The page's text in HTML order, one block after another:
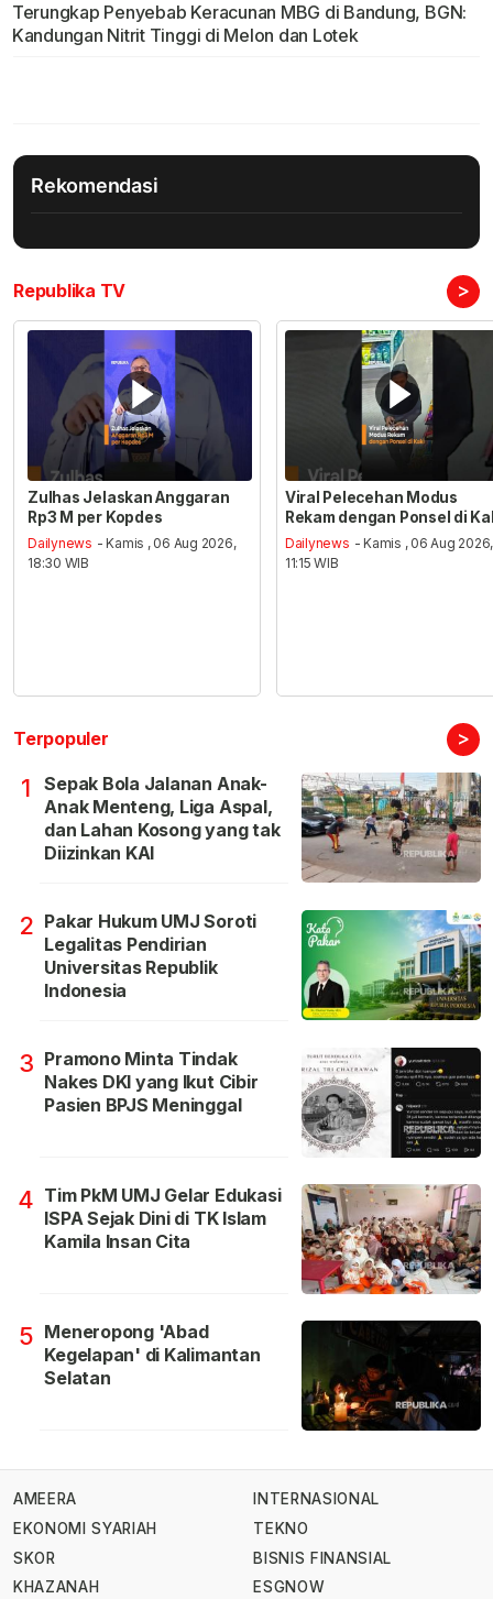
Terungkap Penyebab Keracunan MBG di Bandung, BGN:
Kandungan Nitrit Tinggi di Melon dan Lotek
Rekomendasi
Republika TV >
Zulhas Jelaskan Anggaran
Rp3 M per Kopdes
Dailynews - Kamis , 06 Aug 2026,
18:30 WIB
Viral Pelecehan Modus
Rekam dengan Ponsel di
Dailynews - Kamis , 06 Aug 2026,
11:15 WIB
Terpopuler >
1
Sepak Bola Jalanan Anak-
Anak Menteng, Liga Aspal,
dan Lahan Kosong yang tak
Diizinkan KAI
2 Pakar Hukum UMJ Soroti
Legalitas Pendirian
Universitas Republik
Indonesia
3 Pramono Minta Tindak
Nakes DKI yang Ikut Cibir
Pasien BPJS Meninggal
4 Tim PkM UMJ Gelar Edukasi
ISPA Sejak Dini di TK Islam
Kamila Insan Cita
5 Meneropong 'Abad
Kegelapan' di Kalimantan
Selatan
AMEERA
EKONOMI SYARIAH
SKOR
KHAZANAH
INTERNASIONAL
TEKNO
BISNIS FINANSIAL
ESGNOW